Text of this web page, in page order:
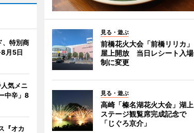
見る・遊ぶ
前橋花火大会「前橋リリカ」
屋上開放 当日レシート入場
制に変更
見る・遊ぶ
高崎「榛名湖花火大会」湖上
ステージ観覧席完成記念で
「じぐろ京介」
、特別商
月5日
気メニ
中辛」8
『オカ